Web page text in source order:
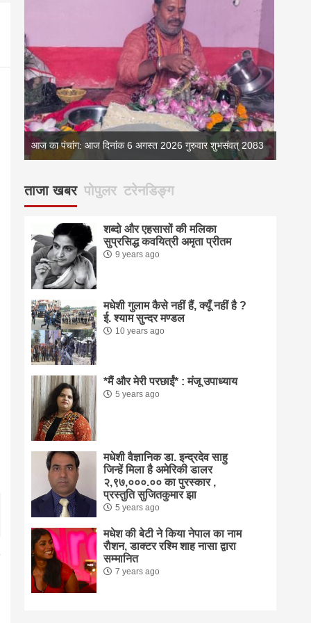
आज का पंचांग: आज दिनांक 6 अगस्त 2026 गुरुवार शुभसंवत् 2083
ताजा खबर पोपुलर टरेनडिङ्ग
शब्दो और एहसासों की मलिका
सुप्रसिद्ध कवयित्री अमृता प्रीतम
9 years ago
मधेशी गुलाम कैसे नहीं हैं, क्यूँ नहीं है ?
ई. श्याम सुन्दर मण्डल
10 years ago
*मैं और मेरी परछाईं* : मंजू उपाध्याय
5 years ago
मधेशी वैज्ञानिक डा. इन्द्रदेव साहु
जिन्हें मिला है अमेरिकी डालर
२,९७,०००.०० का पुरस्कार ,
प्रस्तुति सुजितकुमार झा
5 years ago
मधेश की बेटी ने किया नेपाल का नाम
राैशन, डाक्टर रश्मि शाह नासा द्वारा
सम्मानित
7 years ago